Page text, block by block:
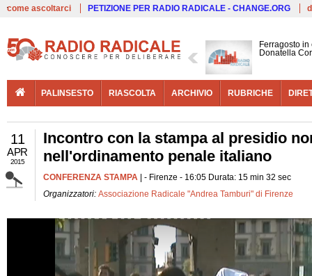
come ascoltarci PETIZIONE PER RADIO RADICALE - CHANGE.ORG
Ferragosto
Donatella
PALINSESTO RIASCOLTA ARCHIVIO RUBRICHE
11
APR
2015
Incontro con la stampa al presidio
nell'ordinamento penale italiano
CONFERENZA STAMPA | - Firenze - 16:05 Durata: 15 min 32 sec
Organizzatori: Associazione Radicale "Andrea Tamburi" di Firenze